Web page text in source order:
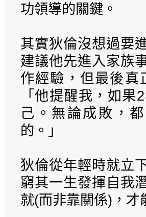
功領導的關鍵。
其實狄倫沒想過要
建議他先進入家族
作經驗，但最後真
「他提醒我，如
己。無論成敗，
的。」
狄倫從年輕時就立
窮其一生發揮自我
就(而非靠關係)，才